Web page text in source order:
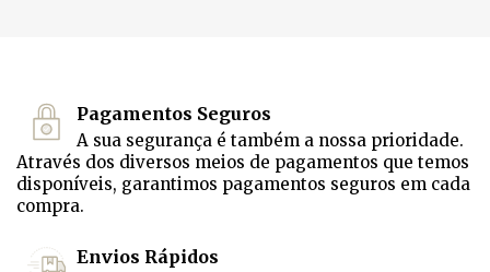
Pagamentos Seguros
A sua segurança é também a nossa prioridade.
Através dos diversos meios de pagamentos que temos
disponíveis, garantimos pagamentos seguros em cada
compra.
Envios Rápidos